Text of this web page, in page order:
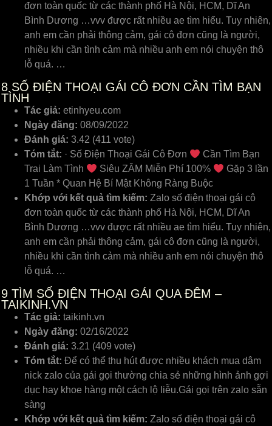
đơn toàn quốc từ các thành phố Hà Nội, HCM, Dĩ An
Bình Dương …vvv được rất nhiều ae tìm hiểu. Tuy nhiên,
anh em cần phải thông cảm, gái cô đơn cũng là người,
nhiều khi cần tình cảm mà nhiều anh em nói chuyện thô
lỗ quá. …
8 SỐ ĐIỆN THOẠI GÁI CÔ ĐƠN CẦN TÌM BẠN
TÌNH
Tác giả: etinhyeu.com
Ngày đăng: 08/09/2022
Đánh giá: 3.42 (411 vote)
Tóm tắt: · Số Điện Thoại Gái Cô Đơn
Cần Tìm Bạn
Trai Làm Tình
Siêu ZÂM Miễn Phí 100%
Gặp 3 lần
1 Tuần * Quan Hệ Bí Mật Không Ràng Buộc
Khớp với kết quả tìm kiếm: Zalo số điện thoại gái cô
đơn toàn quốc từ các thành phố Hà Nội, HCM, Dĩ An
Bình Dương …vvv được rất nhiều ae tìm hiểu. Tuy nhiên,
anh em cần phải thông cảm, gái cô đơn cũng là người,
nhiều khi cần tình cảm mà nhiều anh em nói chuyện thô
lỗ quá. …
9 TÌM SỐ ĐIỆN THOẠI GÁI QUA ĐÊM –
TAIKINH.VN
Tác giả: taikinh.vn
Ngày đăng: 02/16/2022
Đánh giá: 3.21 (409 vote)
Tóm tắt: Để có thể thu hút được nhiều khách mua dâm
nick zalo của gái gọi thường chia sẻ những hình ảnh gợi
dục hay khoe hàng một cách lộ liễu.Gái gọi trên zalo sẵn
sàng
Khớp với kết quả tìm kiếm: Zalo số điện thoại gái cô